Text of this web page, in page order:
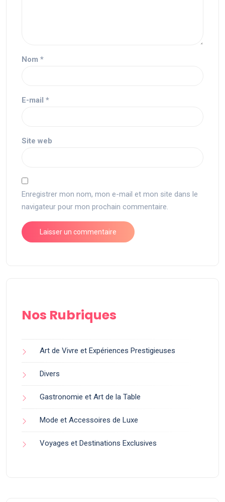
Nom *
E-mail *
Site web
Enregistrer mon nom, mon e-mail et mon site dans le
navigateur pour mon prochain commentaire.
Nos Rubriques
Art de Vivre et Expériences Prestigieuses
Divers
Gastronomie et Art de la Table
Mode et Accessoires de Luxe
Voyages et Destinations Exclusives